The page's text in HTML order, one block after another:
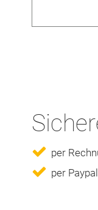
per
per